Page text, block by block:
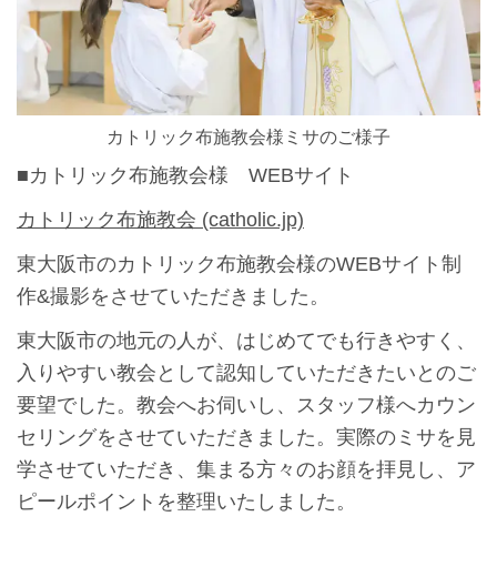
カトリック布施教会様ミサのご様子
■カトリック布施教会様 WEBサイト
カトリック布施教会 (catholic.jp)
東大阪市のカトリック布施教会様のWEBサイト制
作&撮影をさせていただきました。
東大阪市の地元の人が、はじめてでも行きやすく、
入りやすい教会として認知していただきたいとのご
要望でした。教会へお伺いし、スタッフ様へカウン
セリングをさせていただきました。実際のミサを見
学させていただき、集まる方々のお顔を拝見し、ア
ピールポイントを整理いたしました。